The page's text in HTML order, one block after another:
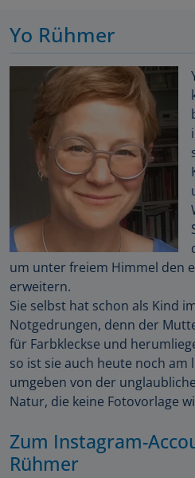
Yo Rühmer
um unter freiem Himmel den
erweitern.
Sie selbst hat schon als Kind
Notgedrungen, denn der
für Farbkleckse und
so ist sie auch heute noch am
umgeben von der
Natur, die keine Fotovorlage
Zum Instagram-
Rühmer